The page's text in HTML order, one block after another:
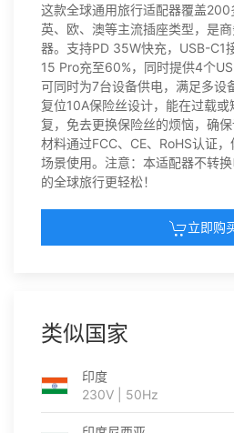
这款全球通用旅行适配器覆盖200
英、欧、澳等主流插座类型，是
器。支持PD 35W快充，USB-C1
15 Pro充至60%，同时提供4个
可同时为7台设备供电，满足多设
复位10A保险丝设计，能在过载
复，免去更换保险丝的烦恼，确
材料通过FCC、CE、RoHS认证
场景使用。注意：本适配器不转
的全球旅行更轻松！
立即购
类似国家
印度
230V | 50Hz